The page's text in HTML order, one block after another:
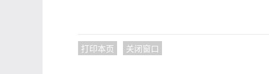
打印本页 关闭窗口